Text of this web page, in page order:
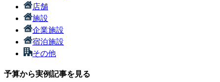
店舗
施設
企業施設
宿泊施設
その他
予算から実例記事を見る